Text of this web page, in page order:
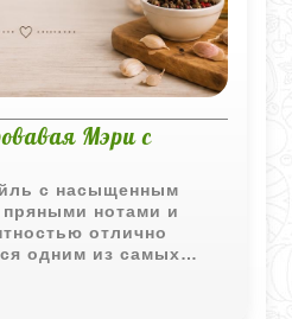
Мэри с
с насыщенным
нотами и
отлично
одним из самых
напитков в